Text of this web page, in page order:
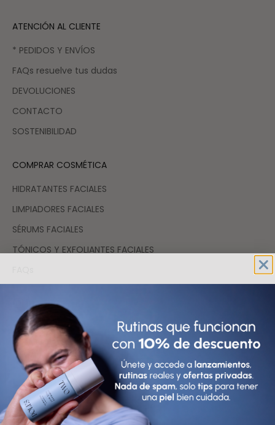
ATENCIÓN AL CLIENTE
* PEDIDOS Y ENVÍOS
FAQs resuelve tus dudas
DEVOLUCIONES
CONTACTO
SOSTENIBILIDAD
COMPRAR COSMÉTICA
HIDRATANTES FACIALES
LIMPIADORES FACIALES
SÉRUMS FACIALES
TÓNICOS Y EXFOLIANTES FACIALES
España (EUR €)
País
Afganistán (AFN ؋)
Albania (ALL L)